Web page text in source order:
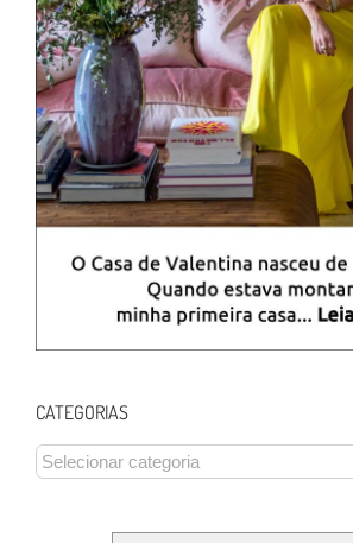
CATEGORIAS
CATEGORIAS